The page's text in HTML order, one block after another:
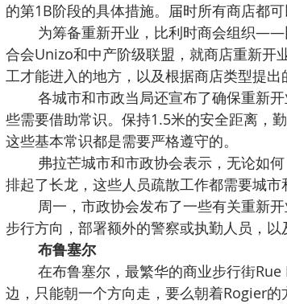
的第1B阶段的具体措施。届时所有商店都可
为筹备重新开业，比利时商会组织
合会Unizo和中产阶级联盟，就商店重新开
工才能进入的地方，以及根据商店类型提出
各城市和市政当局还宣布了确保重新
些需要借助常识。保持1.5米的安全距离
这些基本常识都是需要严格遵守的。
弗拉芒城市和市政协会表示，无论如
排起了长龙，这些人员疏散工作都需要城市
周一，市政协会发布了一些有关重新
步行方向，部署额外的警察或执勤人员，以
布鲁塞尔
在布鲁塞尔，最繁华的商业步行街
边，只能朝一个方向走，要么朝着Rogier